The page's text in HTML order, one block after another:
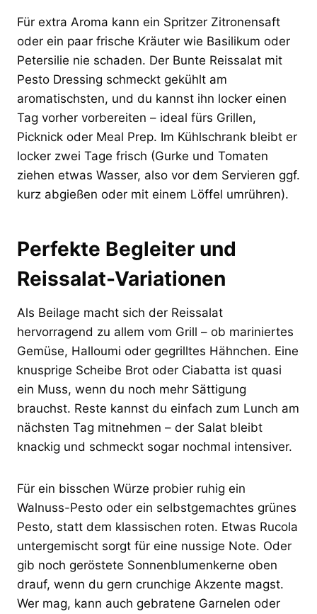
Für extra Aroma kann ein Spritzer Zitronensaft
oder ein paar frische Kräuter wie Basilikum oder
Petersilie nie schaden. Der Bunte Reissalat mit
Pesto Dressing schmeckt gekühlt am
aromatischsten, und du kannst ihn locker einen
Tag vorher vorbereiten – ideal fürs Grillen,
Picknick oder Meal Prep. Im Kühlschrank bleibt er
locker zwei Tage frisch (Gurke und Tomaten
ziehen etwas Wasser, also vor dem Servieren ggf.
kurz abgießen oder mit einem Löffel umrühren).
Perfekte Begleiter und
Reissalat-Variationen
Als Beilage macht sich der Reissalat
hervorragend zu allem vom Grill – ob mariniertes
Gemüse, Halloumi oder gegrilltes Hähnchen. Eine
knusprige Scheibe Brot oder Ciabatta ist quasi
ein Muss, wenn du noch mehr Sättigung
brauchst. Reste kannst du einfach zum Lunch am
nächsten Tag mitnehmen – der Salat bleibt
knackig und schmeckt sogar nochmal intensiver.
Für ein bisschen Würze probier ruhig ein
Walnuss-Pesto oder ein selbstgemachtes grünes
Pesto, statt dem klassischen roten. Etwas Rucola
untergemischt sorgt für eine nussige Note. Oder
gib noch geröstete Sonnenblumenkerne oben
drauf, wenn du gern crunchige Akzente magst.
Wer mag, kann auch gebratene Garnelen oder